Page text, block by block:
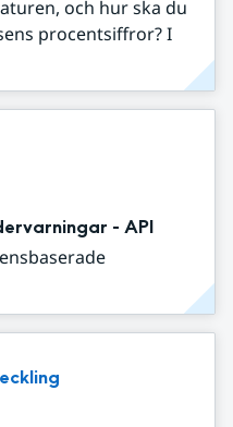
och hur ska du
procentsiffror? I
- API